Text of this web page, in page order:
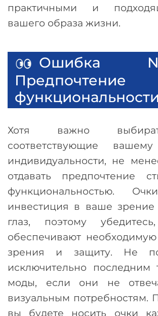
практичными и
вашего образа жизни.
функциональности
Хотя важно
соответствующие
индивидуальности, не
отдавать предпочтение
функциональностью.
инвестиция в ваше зрение
глаз, поэтому
обеспечивают
зрения и защиту. Не
исключительно последним
моды, если они не
визуальным потребностям.
вы будете носить очки